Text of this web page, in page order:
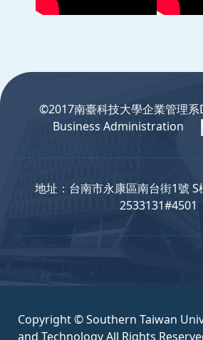
©2017南臺科技大學企業管理
Business Administration
地址：台南市永康區南台街1號
2533131#4501
Copyright © Southern Taiwan
and Technology All Rights